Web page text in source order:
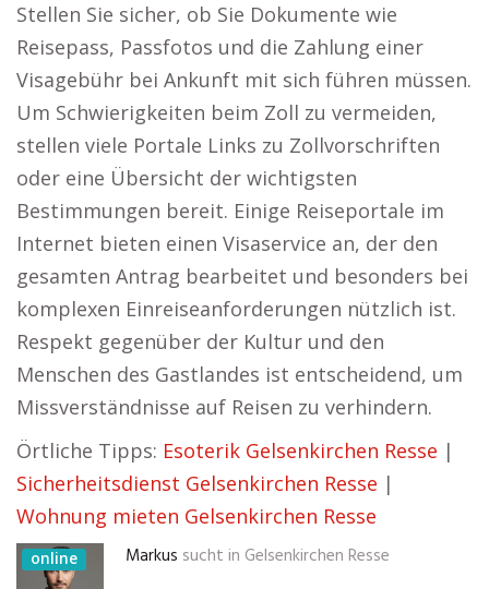
Stellen Sie sicher, ob Sie Dokumente wie
Reisepass, Passfotos und die Zahlung einer
Visagebühr bei Ankunft mit sich führen müssen.
Um Schwierigkeiten beim Zoll zu vermeiden,
stellen viele Portale Links zu Zollvorschriften
oder eine Übersicht der wichtigsten
Bestimmungen bereit. Einige Reiseportale im
Internet bieten einen Visaservice an, der den
gesamten Antrag bearbeitet und besonders bei
komplexen Einreiseanforderungen nützlich ist.
Respekt gegenüber der Kultur und den
Menschen des Gastlandes ist entscheidend, um
Missverständnisse auf Reisen zu verhindern.
Örtliche Tipps: Esoterik Gelsenkirchen Resse |
Sicherheitsdienst Gelsenkirchen Resse |
Wohnung mieten Gelsenkirchen Resse
online Markus sucht in Gelsenkirchen Resse